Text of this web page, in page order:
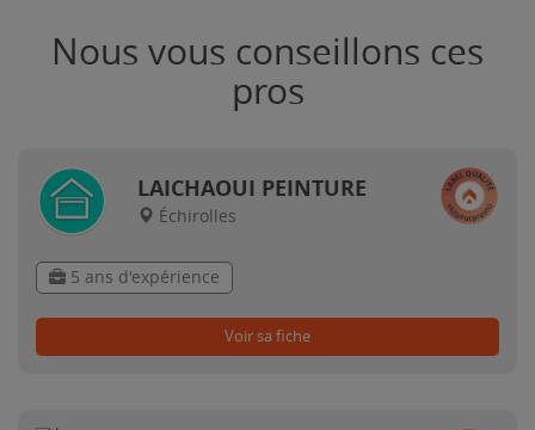
Nous vous conseillons ces
pros
LAICHAOUI PEINTURE
Échirolles
5 ans d'expérience
Voir sa fiche